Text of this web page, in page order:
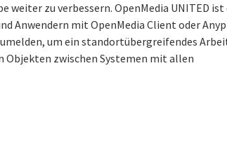
zu verbessern. OpenMedia UNITED ist
Anwendern mit OpenMedia Client oder
um ein standortübergreifendes
Objekten zwischen Systemen mit allen